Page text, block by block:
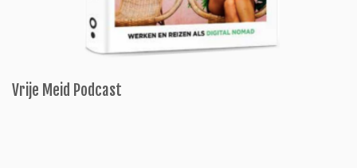
Vrije Meid Podcast